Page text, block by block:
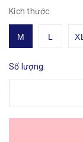
Kích thước
M L XL
Số lượng: